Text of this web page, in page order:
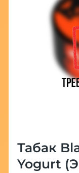
Табак
Yogurt